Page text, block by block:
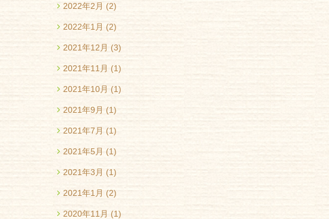
2022年2月 (2)
2022年1月 (2)
2021年12月 (3)
2021年11月 (1)
2021年10月 (1)
2021年9月 (1)
2021年7月 (1)
2021年5月 (1)
2021年3月 (1)
2021年1月 (2)
2020年11月 (1)